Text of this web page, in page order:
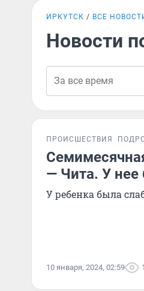
ИРКУТСК ВСЕ
Новости
ПРОИСШЕСТВИЯ
— Чита. У нее
У ребенка была
10 января, 2024, 02:59